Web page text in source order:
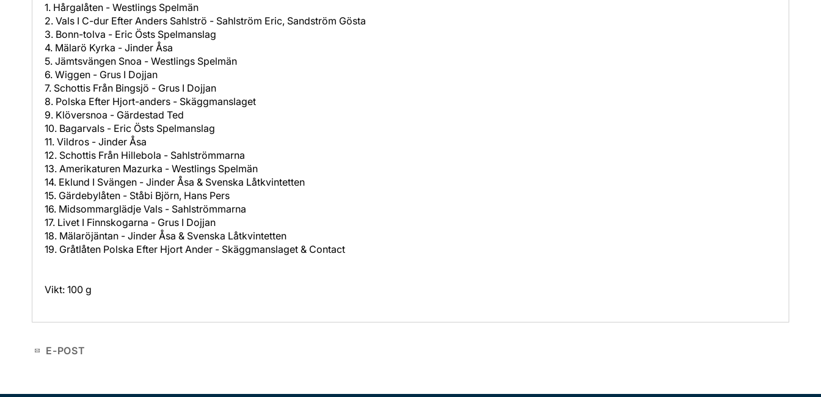
1. Hårgalåten - Westlings Spelmän
2. Vals I C-dur Efter Anders Sahlströ - Sahlström Eric, Sandström Gösta
3. Bonn-tolva - Eric Östs Spelmanslag
4. Mälarö Kyrka - Jinder Åsa
5. Jämtsvängen Snoa - Westlings Spelmän
6. Wiggen - Grus I Dojjan
7. Schottis Från Bingsjö - Grus I Dojjan
8. Polska Efter Hjort-anders - Skäggmanslaget
9. Klöversnoa - Gärdestad Ted
10. Bagarvals - Eric Östs Spelmanslag
11. Vildros - Jinder Åsa
12. Schottis Från Hillebola - Sahlströmmarna
13. Amerikaturen Mazurka - Westlings Spelmän
14. Eklund I Svängen - Jinder Åsa & Svenska Låtkvintetten
15. Gärdebylåten - Ståbi Björn, Hans Pers
16. Midsommarglädje Vals - Sahlströmmarna
17. Livet I Finnskogarna - Grus I Dojjan
18. Mälaröjäntan - Jinder Åsa & Svenska Låtkvintetten
19. Gråtlåten Polska Efter Hjort Ander - Skäggmanslaget & Contact
Vikt: 100 g
E-POST